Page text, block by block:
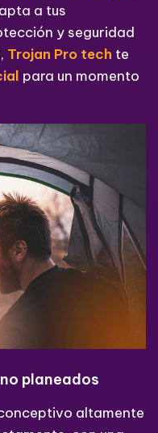
a tus
y seguridad
Trojan Pro tech te
para un momento
planeados
altamente